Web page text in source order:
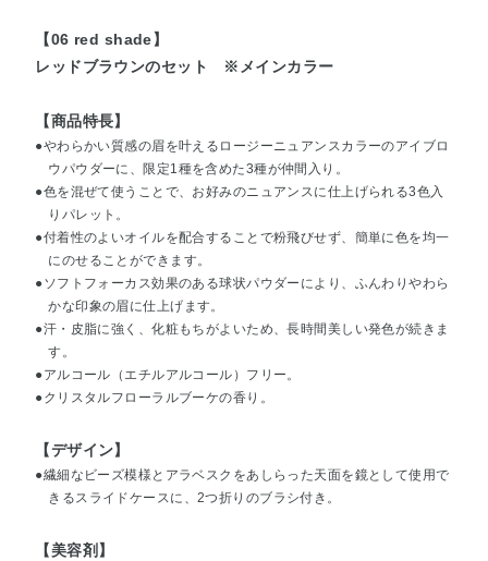
【06 red shade】
レッドブラウンのセット ※メインカラー
【商品特長】
●やわらかい質感の眉を叶えるロージーニュアンスカラーのアイブロ
ウパウダーに、限定1種を含めた3種が仲間入り。
●色を混ぜて使うことで、お好みのニュアンスに仕上げられる3色入
りパレット。
●付着性のよいオイルを配合することで粉飛びせず、簡単に色を均一
にのせることができます。
●ソフトフォーカス効果のある球状パウダーにより、ふんわりやわら
かな印象の眉に仕上げます。
●汗・皮脂に強く、化粧もちがよいため、長時間美しい発色が続きま
す。
●アルコール（エチルアルコール）フリー。
●クリスタルフローラルブーケの香り。
【デザイン】
●繊細なビーズ模様とアラベスクをあしらった天面を鏡として使用で
きるスライドケースに、2つ折りのブラシ付き。
【美容剤】